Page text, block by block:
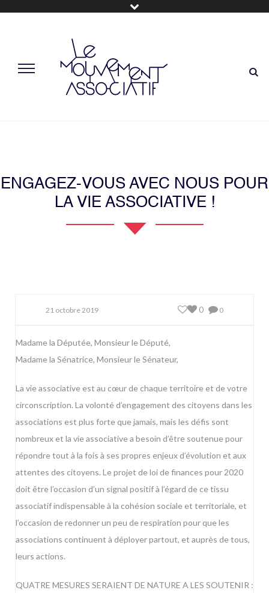
ENGAGEZ-VOUS AVEC NOUS POUR
LA VIE ASSOCIATIVE !
21 octobre 2019 0
0
Madame la Députée, Monsieur le Député,
Madame la Sénatrice, Monsieur le Sénateur,
La vie associative est au cœur de chaque territoire et de votre
circonscription. La volonté d’engagement des citoyens dans les
associations est plus forte que jamais, mais les défis sont
nombreux et la vie associative a besoin d’être soutenue pour
répondre tout à la fois à ses propres enjeux d’évolution et aux
attentes des citoyens. Le projet de loi de finances pour 2020
doit être l’occasion d’un signal positif à l’égard de ce tissu
associatif indispensable à la cohésion sociale et territoriale, et
l’occasion de redonner un peu de respiration pour que les
associations continuent à déployer partout, et auprès de tous,
leurs actions.
QUATRE MESURES SERAIENT DE NATURE A LES SOUTENIR :